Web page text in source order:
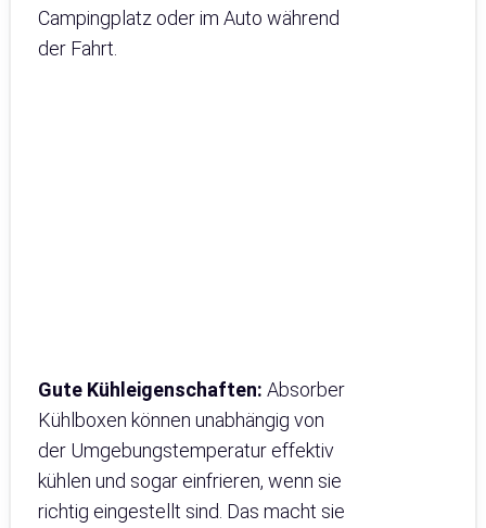
Campingplatz oder im Auto während
der Fahrt.
Gute Kühleigenschaften: Absorber
Kühlboxen können unabhängig von
der Umgebungstemperatur effektiv
kühlen und sogar einfrieren, wenn sie
richtig eingestellt sind. Das macht sie